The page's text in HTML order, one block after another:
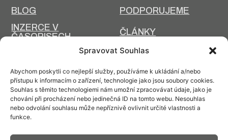
Spravovat Souhlas
Abychom poskytli co nejlepší služby, používáme k ukládání a/nebo
přístupu k informacím o zařízení, technologie jako jsou soubory cookies.
Souhlas s těmito technologiemi nám umožní zpracovávat údaje, jako je
chování při procházení nebo jedinečná ID na tomto webu. Nesouhlas
nebo odvolání souhlasu může nepříznivě ovlivnit určité vlastnosti a
funkce.
BLOG
PODPORUJEME
INZERCE V
ČASOPISECH
ČLÁNKY
VÝROBNÍ
TECHNOLOGIE
DESIGN A VÝROBA
ÚDRŽBA